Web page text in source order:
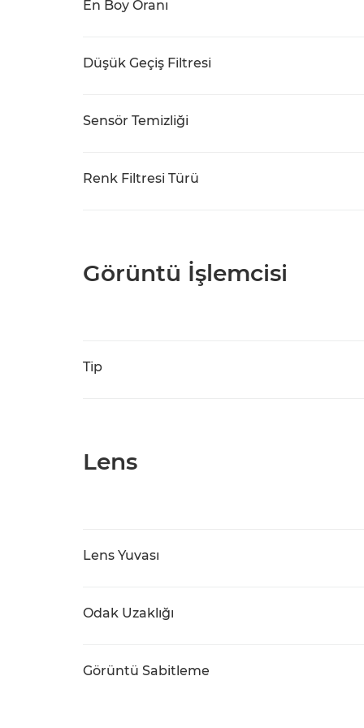
En Boy Oranı
Düşük Geçiş Filtresi
Sensör Temizliği
Renk Filtresi Türü
Görüntü İşlemcisi
Tip
Lens
Lens Yuvası
Odak Uzaklığı
Görüntü Sabitleme